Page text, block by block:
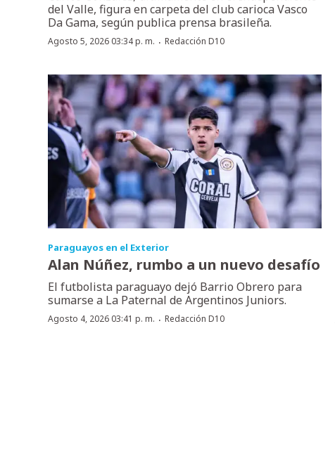
del Valle, figura en carpeta del club carioca Vasco
Da Gama, según publica prensa brasileña.
Agosto 5, 2026 03:34 p. m. · Redacción D10
Paraguayos en el Exterior
Alan Núñez, rumbo a un nuevo desafío
El futbolista paraguayo dejó Barrio Obrero para
sumarse a La Paternal de Argentinos Juniors.
Agosto 4, 2026 03:41 p. m. · Redacción D10